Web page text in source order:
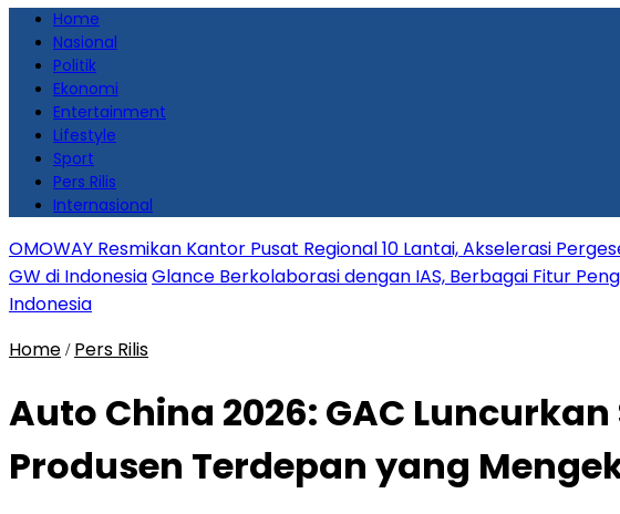
Home
Nasional
Politik
Ekonomi
Entertainment
Lifestyle
Sport
Pers Rilis
Internasional
OMOWAY Resmikan Kantor Pusat Regional 10 Lantai, Akselerasi
GW di IndonesiaGlance Berkolaborasi dengan IAS, Berbagai Fitur
Indonesia
Home / Pers Rilis
Auto China 2026: GAC
Produsen Terdepan yang